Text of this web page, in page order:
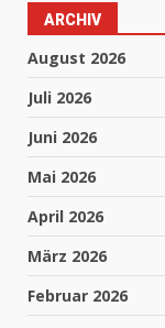
ARCHIV
August 2026
Juli 2026
Juni 2026
Mai 2026
April 2026
März 2026
Februar 2026